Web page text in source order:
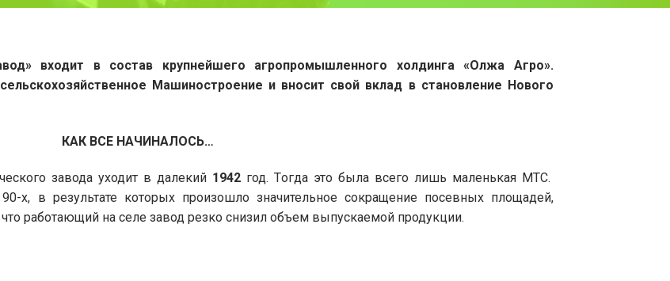
входит в состав крупнейшего агропромышленного холдинга «Олжа Агро».
Машиностроение и вносит свой вклад в становление Нового
КАК ВСЕ НАЧИНАЛОСЬ…
завода уходит в далекий 1942 год. Тогда это была всего лишь маленькая МТС.
х, в результате которых произошло значительное сокращение посевных площадей,
работающий на селе завод резко снизил объем выпускаемой продукции.